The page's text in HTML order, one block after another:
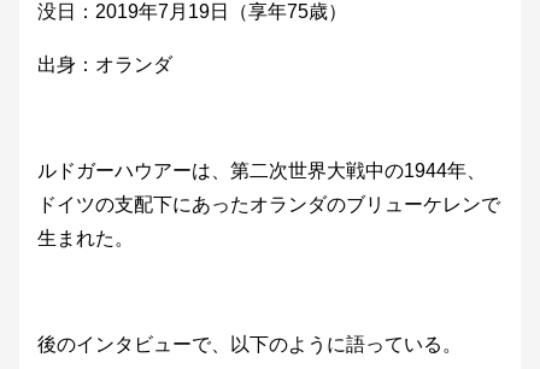
没日：2019年7月19日（享年75歳）
出身：オランダ
ルドガーハウアーは、第二次世界大戦中の1944年、
ドイツの支配下にあったオランダのブリューケレンで
生まれた。
後のインタビューで、以下のように語っている。